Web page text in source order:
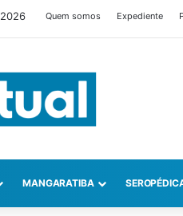
Quem somos Expediente
MANGARATIBA